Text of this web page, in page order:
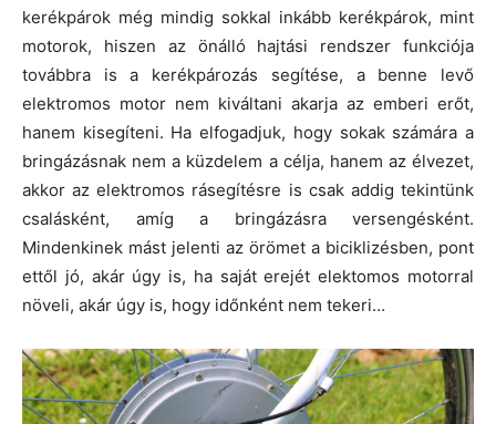
kerékpárok még mindig sokkal inkább kerékpárok, mint
motorok, hiszen az önálló hajtási rendszer funkciója
továbbra is a kerékpározás segítése, a benne levő
elektromos motor nem kiváltani akarja az emberi erőt,
hanem kisegíteni. Ha elfogadjuk, hogy sokak számára a
bringázásnak nem a küzdelem a célja, hanem az élvezet,
akkor az elektromos rásegítésre is csak addig tekintünk
csalásként, amíg a bringázásra versengésként.
Mindenkinek mást jelenti az örömet a biciklizésben, pont
ettől jó, akár úgy is, ha saját erejét elektomos motorral
növeli, akár úgy is, hogy időnként nem tekeri…